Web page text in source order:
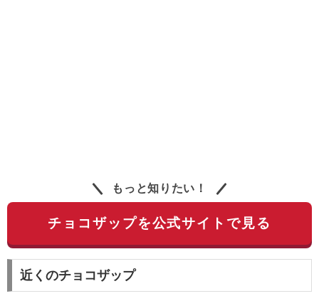
もっと知りたい！
チョコザップを公式サイトで見る
近くのチョコザップ